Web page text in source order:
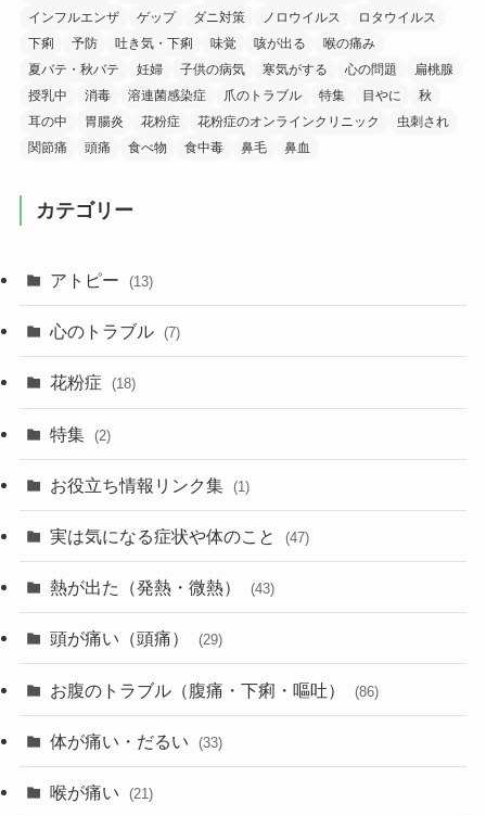
インフルエンザ
ゲップ ダニ対策 ノロウイルス
ロタウイルス
下痢
予防 吐き気・下痢 味覚 咳が出る
喉の痛み
夏バテ・秋バテ
妊婦 子供の病気 寒気がする 心の問題
扁桃腺
授乳中
消毒 溶連菌感染症 爪のトラブル 特集 目やに
秋
耳の中
胃腸炎 花粉症 花粉症のオンラインクリニック
虫刺され
関節痛
頭痛 食べ物 食中毒 鼻毛 鼻血
カテゴリー
アトピー (13)
心のトラブル (7)
花粉症 (18)
特集 (2)
お役立ち情報リンク集 (1)
実は気になる症状や体のこと (47)
熱が出た（発熱・微熱） (43)
頭が痛い（頭痛） (29)
お腹のトラブル（腹痛・下痢・嘔吐） (86)
体が痛い・だるい (33)
喉が痛い (21)